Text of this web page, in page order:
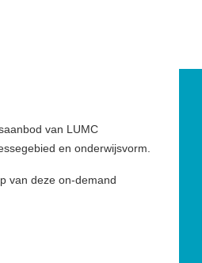
van LUMC
en onderwijsvorm.
van deze on-demand